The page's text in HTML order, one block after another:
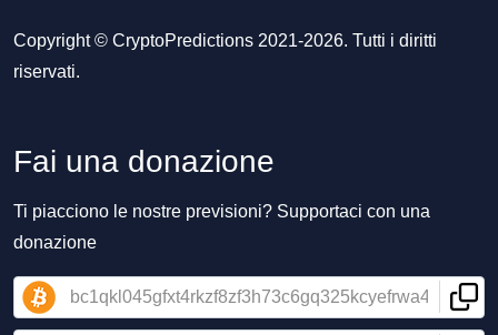
Copyright © CryptoPredictions 2021-2026. Tutti i diritti
riservati.
Fai una donazione
Ti piacciono le nostre previsioni? Supportaci con una
donazione